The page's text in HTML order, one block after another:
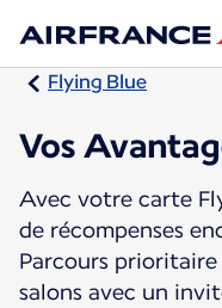
Flying Blue
Vos
Avec votre carte
de récompenses
Parcours
salons avec un